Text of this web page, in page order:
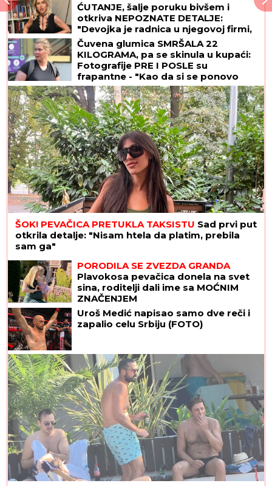
ĆUTANJE, šalje poruku bivšem i
otkriva NEPOZNATE DETALJE:
"Devojka je radnica u njegovoj firmi,
pravi bureke"
Čuvena glumica SMRŠALA 22
KILOGRAMA, pa se skinula u kupaći:
Fotografije PRE I POSLE su
frapantne - "Kao da si se ponovo
rodila"
ŠOK! PEVAČICA PRETUKLA TAKSISTU Sad prvi put
otkrila detalje: "Nisam htela da platim, prebila
sam ga"
PORODILA SE ZVEZDA GRANDA
Plavokosa pevačica donela na svet
sina, roditelji dali ime sa MOĆNIM
ZNAČENJEM
Uroš Medić napisao samo dve reči i
zapalio celu Srbiju (FOTO)